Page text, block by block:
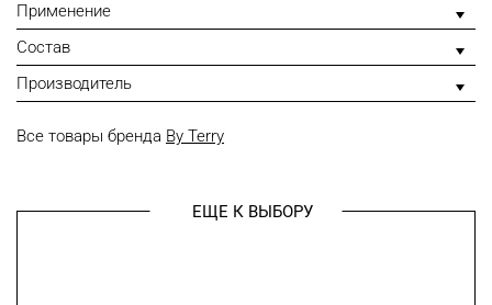
Применение
Состав
Производитель
Все товары бренда By Terry
ЕЩЕ К ВЫБОРУ